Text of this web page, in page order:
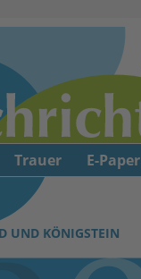
UND KÖNIGSTEIN
Trauer E-Paper